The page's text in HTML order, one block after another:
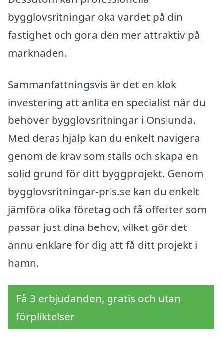
bygglovsritningar öka värdet på din
fastighet och göra den mer attraktiv på
marknaden.
Sammanfattningsvis är det en klok
investering att anlita en specialist när du
behöver bygglovsritningar i Onslunda.
Med deras hjälp kan du enkelt navigera
genom de krav som ställs och skapa en
solid grund för ditt byggprojekt. Genom
bygglovsritningar-pris.se kan du enkelt
jämföra olika företag och få offerter som
passar just dina behov, vilket gör det
ännu enklare för dig att få ditt projekt i
hamn.
Få 3 erbjudanden, gratis och utan
förpliktelser